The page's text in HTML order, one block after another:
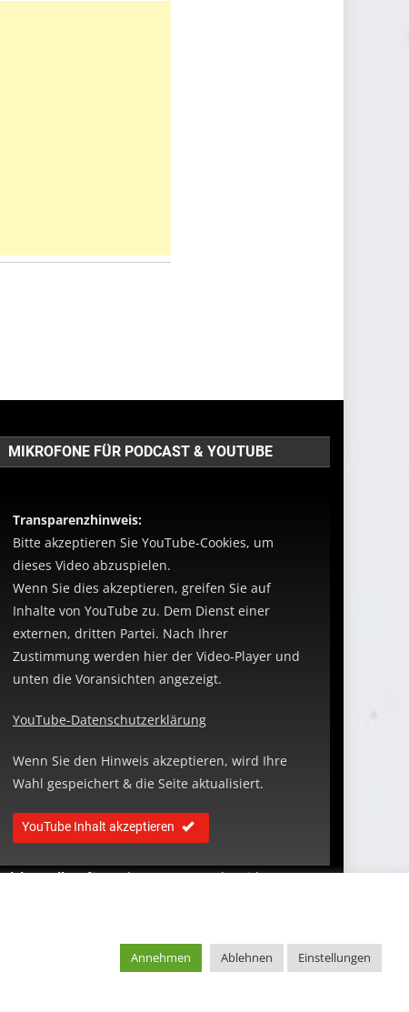
MIKROFONE FÜR PODCAST & YOUTUBE
Transparenzhinweis:
Bitte akzeptieren Sie YouTube-Cookies, um
dieses Video abzuspielen.
Wenn Sie dies akzeptieren, greifen Sie auf
Inhalte von YouTube zu. Dem Dienst einer
externen, dritten Partei. Nach Ihrer
Zustimmung werden hier der Video-Player und
unten die Voransichten angezeigt.
YouTube-Datenschutzerklärung
Wenn Sie den Hinweis akzeptieren, wird Ihre
Wahl gespeichert & die Seite aktualisiert.
YouTube Inhalt akzeptieren
Mikrofür Podcasts- & YouTube Videos?
oder Kleinmembran? Richtmikrofon, Kugel,
Taugen Lavalier Ansteckmikros etwas?
Annehmen Ablehnen Einstellungen